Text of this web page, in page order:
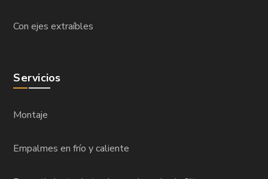
Con ejes extraíbles
Servicios
Montaje
Empalmes en frío y caliente